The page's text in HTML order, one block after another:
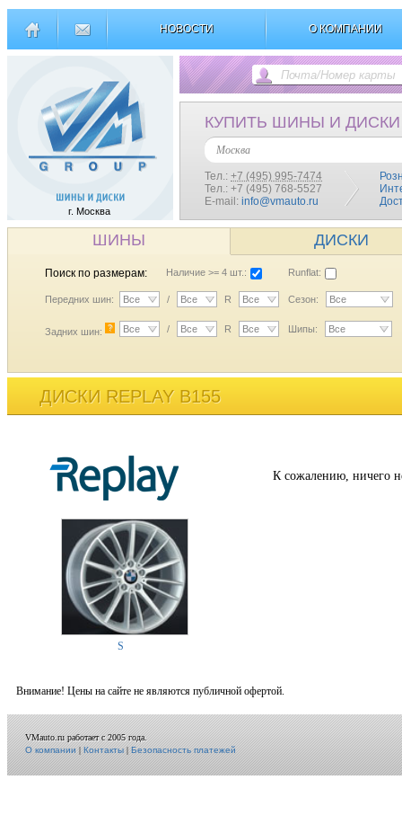
НОВОСТИ О КОМПАНИИ
г. Москва
КУПИТЬ ШИНЫ И ДИСКИ
Москва
Тел.: +7 (495) 995-7474
Тел.: +7 (495) 768-5527
E-mail: info@vmauto.ru
ШИНЫ ДИСКИ
Поиск по размерам: Наличие >= 4 шт.: Runflat:
Передних шин: Все / Все R Все Сезон: Все
Задних шин: ? Все / Все R Все Шипы: Все
ДИСКИ REPLAY B155
S
К сожалению, ничего
Внимание! Цены на сайте не являются публичной офертой.
VMauto.ru работает с 2005 года.
О компании|Контакты|Безопасность платежей